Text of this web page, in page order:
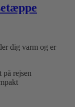
dig varm og er
rejsen